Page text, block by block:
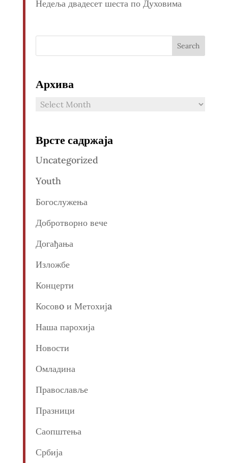
Недеља двадесет шеста по Духовима
Архива
Архива
Врсте садржаја
Uncategorized
Youth
Богослужења
Добротворно вече
Догађања
Изложбе
Концерти
Косовo и Метохијa
Наша парохија
Новости
Омладина
Православље
Празници
Саопштења
Србија